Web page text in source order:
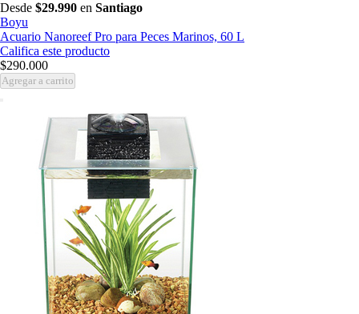
Desde $29.990 en Santiago
Boyu
Acuario Nanoreef Pro para Peces Marinos, 60 L
Califica este producto
$290.000
Agregar a carrito